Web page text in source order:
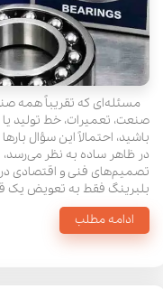
مسئله‌ای که تقریباً همه
صنعت، تعمیرات، خط تولید
باشید، احتمالاً این سؤال
در ظاهر ساده به نظر
تصمیم‌های فنی و اقتصادی
بلبرینگ فقط به تعویض یک
ادامه مطلب